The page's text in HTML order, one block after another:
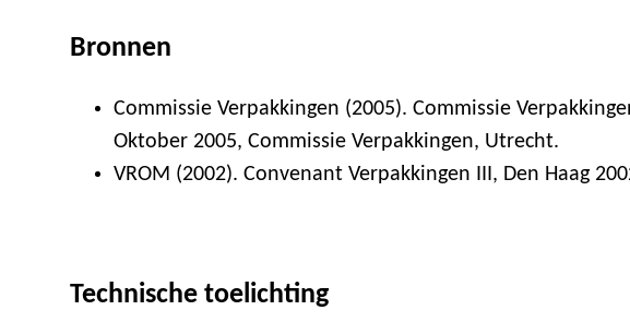
Bronnen
Commissie Verpakkingen (2005). Commissie
Oktober 2005, Commissie Verpakkingen, Utrecht.
VROM (2002). Convenant Verpakkingen III, Den Haag
Technische toelichting